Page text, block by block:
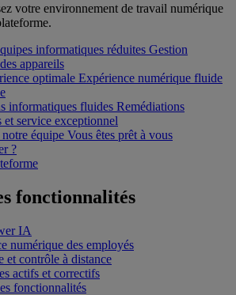
votre environnement de travail numérique
informatiques réduites Gestion
appareils
optimale Expérience numérique fluide
informatiques fluides Remédiations
et service exceptionnel
équipe Vous êtes prêt à vous
?
fonctionnalités
IA
numérique des employés
et contrôle à distance
actifs et correctifs
fonctionnalités